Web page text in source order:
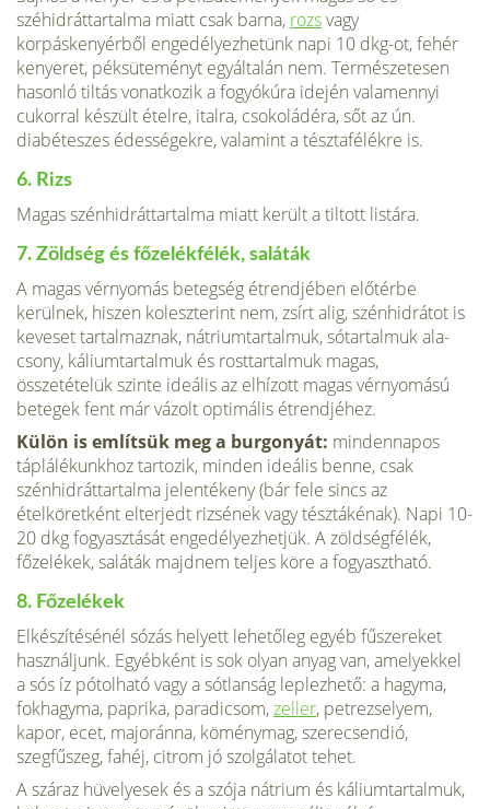
széhidráttartalma miatt csak barna, rozsvagy
korpáskenyérből engedélyezhe­tünk napi 10 dkg-ot, fehér
kenyeret, péksüteményt egyáltalán nem. Természetesen
hasonló tiltás vonatko­zik a fogyókúra idején valamennyi
cukorral készült ételre, italra, csokoládéra, sőt az ún.
diabéteszes édességekre, valamint a tésztafélékre is.
6. Rizs
Magas szénhidráttartalma miatt került a tiltott listára.
7. Zöldség és főzelékfélék, saláták
A magas vérnyo­más betegség étrendjében előtérbe
kerülnek, hiszen koleszterint nem, zsírt alig, szénhidrátot is
keveset tartalmaznak, nátriumtartalmuk, sótartalmuk ala­
csony, káliumtartalmuk és rosttartalmuk magas,
összetételük szinte ideális az elhízott magas vérnyomású
betegek fent már vázolt optimális étrendjéhez.
Külön is említsük meg a burgonyát: mindennapos
táplálé­kunkhoz tartozik, minden ideális benne, csak
szénhid­ráttartalma jelentékeny (bár fele sincs az
ételköretként elterjedt rizsének vagy tésztákénak). Napi 10-
20 dkg fogyasztását engedélyezhetjük. A zöldségfélék,
főzelékek, saláták majdnem teljes köre a fogyasztható.
8. Főzelékek
Elkészítésénél sózás helyett lehetőleg egyéb fűszereket
használjunk. Egyébként is sok olyan anyag van, amelyekkel
a sós íz pótolható vagy a sótlanság leplezhető: a hagyma,
fokhagyma, paprika, paradicsom,zeller, petrezselyem,
kapor, ecet, majoránna, köménymag, szerecsendió,
szegfűszeg, fahéj, citrom jó szolgálatot tehet.
A száraz hüvelyesek és a szója nátrium és káliumtartalmuk,